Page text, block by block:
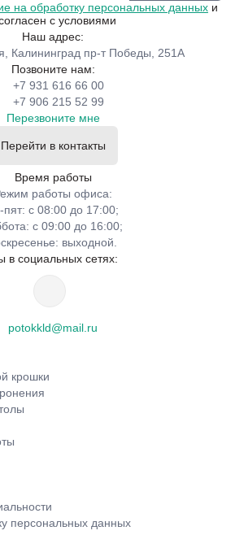
на обработку персональных данных и
с условиями
Наш адрес:
Калининград пр-т Победы, 251А
Позвоните нам:
+7 931 616 66 00
+7 906 215 52 99
Перезвоните мне
Перейти в контакты
Время работы
работы офиса:
пят: с 08:00 до 17:00;
с 09:00 до 16:00;
выходной.
в социальных сетях:
potokkld@mail.ru
крошки
персональных данных